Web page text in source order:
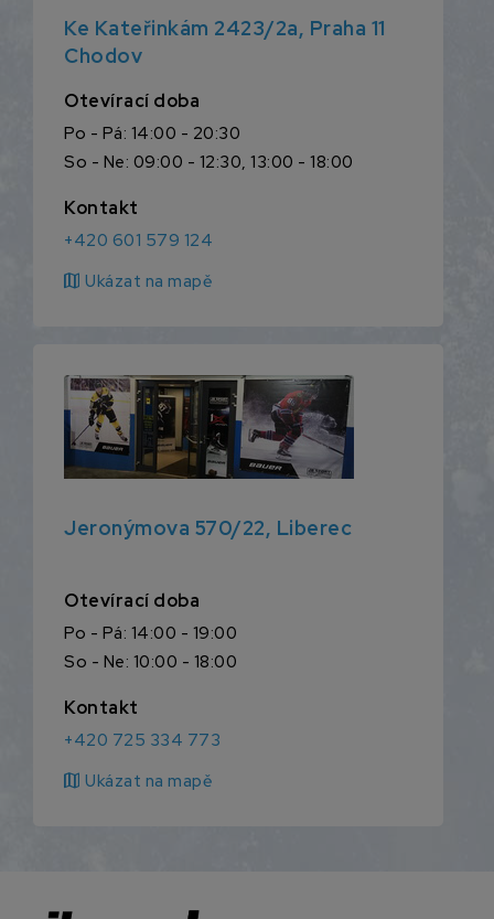
Ke Kateřinkám 2423/2a, Praha 11
Chodov
Otevírací doba
Po - Pá: 14:00 - 20:30
So - Ne: 09:00 - 12:30, 13:00 - 18:00
Kontakt
+420 601 579 124
map Ukázat na mapě
Jeronýmova 570/22, Liberec
Otevírací doba
Po - Pá: 14:00 - 19:00
So - Ne: 10:00 - 18:00
Kontakt
+420 725 334 773
map Ukázat na mapě